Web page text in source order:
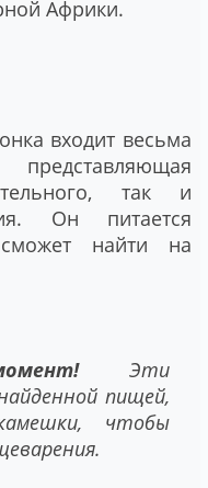
Африки.
входит весьма
так и
Он питается
найти на
Эти
пищей,
чтобы